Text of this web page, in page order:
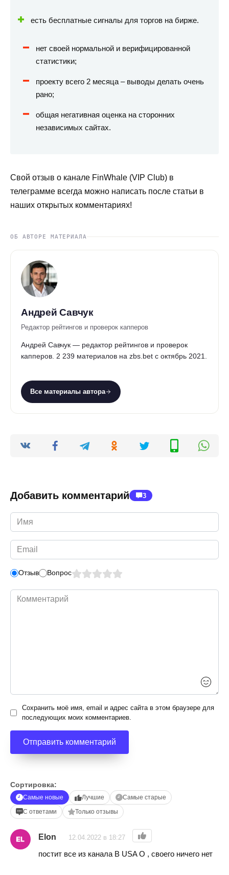
есть бесплатные сигналы для торгов на бирже.
нет своей нормальной и верифицированной
статистики;
проекту всего 2 месяца – выводы делать очень
рано;
общая негативная оценка на сторонних
независимых сайтах.
Свой отзыв о канале FinWhale (VIP Club) в
телеграмме всегда можно написать после статьи в
наших открытых комментариях!
ОБ АВТОРЕ МАТЕРИАЛА
Андрей Савчук
Редактор рейтингов и проверок капперов
Андрей Савчук — редактор рейтингов и проверок
капперов. 2 239 материалов на zbs.bet с октябрь 2021.
Все материалы автора
Добавить комментарий 3
Имя
*
Email
*
Отзыв Вопрос
Комментарий
Сохранить моё имя, email и адрес сайта в этом браузере для
последующих моих комментариев.
Сортировка:
Самые новые Лучшие
Самые старые
С ответами
Только отзывы
Elon 12.04.2022 в 18:27
постит все из канала B USA O , своего ничего нет